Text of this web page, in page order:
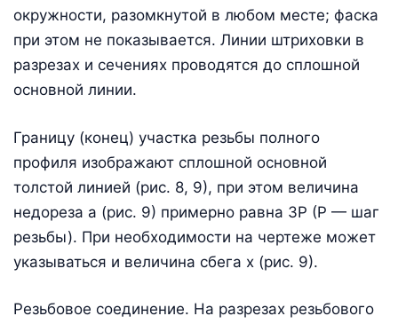
окружности, разомкнутой в любом месте; фаска
при этом не показывается. Линии штриховки в
разрезах и сечениях проводятся до сплошной
основной линии.
Границу (конец) участка резьбы полного
профиля изображают сплошной основной
толстой линией (рис. 8, 9), при этом величина
недореза а (рис. 9) примерно равна 3Р (Р — шаг
резьбы). При необходимости на чертеже может
указываться и величина сбега х (рис. 9).
Резьбовое соединение. На разрезах резьбового